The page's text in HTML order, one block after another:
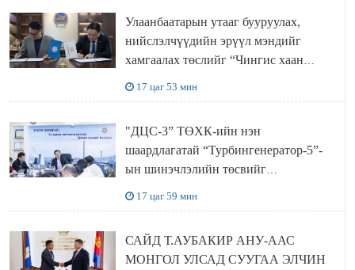
Улаанбаатарын утааг бууруулах,
нийслэлчүүдийн эрүүл мэндийг
хамгаалах төслийг “Чингис хаан
17 цаг 53 мин
"ДЦС-3” ТӨХК-ийн нэн
шаардлагатай “Турбингенератор-5”-
ын шинэчлэлийн төсвийг
17 цаг 59 мин
САЙД Т.АУБАКИР АНУ-ААС
МОНГОЛ УЛСАД СУУГАА ЭЛЧИН